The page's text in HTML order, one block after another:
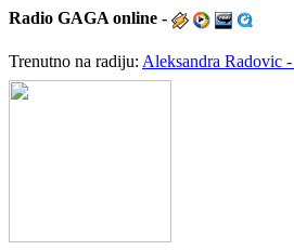
Radio GAGA online -
Trenutno na radiju: Aleksandra Radovic